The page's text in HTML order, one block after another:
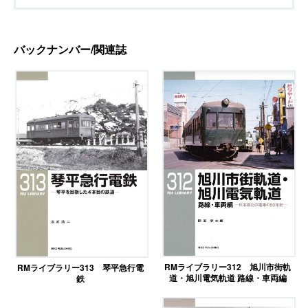
バックナンバー/関連誌
RMライブラリー313 琴平急行電
鉄
RMライブラリー312 旭川市街軌
道・旭川電気軌道 路線・車両編